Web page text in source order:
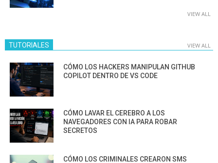
VIEW ALL
TUTORIALES VIEW ALL
CÓMO LOS HACKERS MANIPULAN GITHUB
COPILOT DENTRO DE VS CODE
CÓMO LAVAR EL CEREBRO A LOS
NAVEGADORES CON IA PARA ROBAR
SECRETOS
CÓMO LOS CRIMINALES CREARON SMS